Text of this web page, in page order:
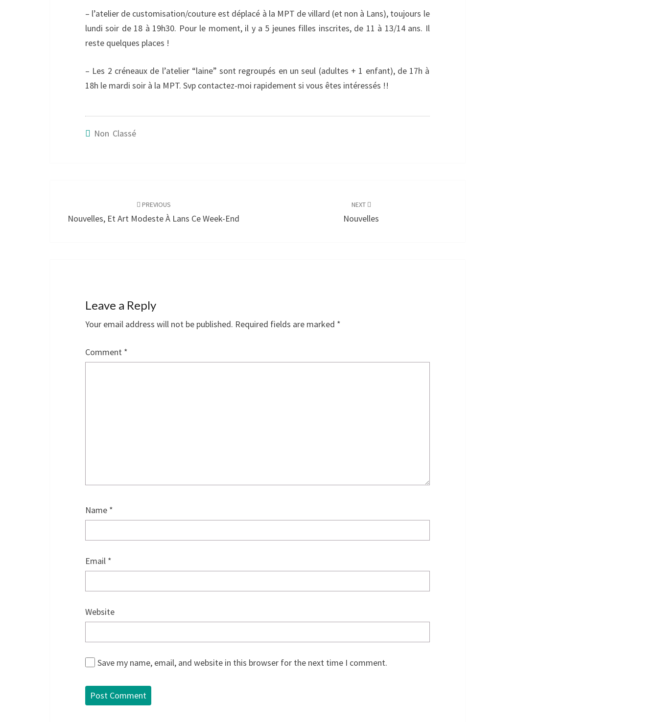
– l’atelier de customisation/couture est déplacé à la MPT de villard (et non à Lans), toujours le
lundi soir de 18 à 19h30. Pour le moment, il y a 5 jeunes filles inscrites, de 11 à 13/14 ans. Il
reste quelques places !
– Les 2 créneaux de l’atelier “laine” sont regroupés en un seul (adultes + 1 enfant), de 17h à
18h le mardi soir à la MPT. Svp contactez-moi rapidement si vous êtes intéressés !!
Non Classé
PREVIOUS
Nouvelles, Et Art Modeste À Lans Ce Week-End
NEXT
Nouvelles
Leave a Reply
Your email address will not be published. Required fields are marked *
Comment *
Name *
Email *
Website
Save my name, email, and website in this browser for the next time I comment.